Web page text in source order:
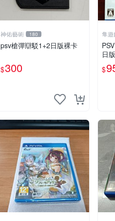
神佑藝術 180
psv槍彈辯駁1+2日版裸卡
$300
隼遊
日
$